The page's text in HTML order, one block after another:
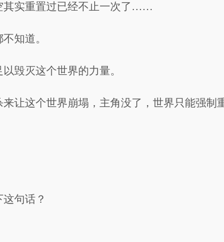
其实重置过已经不止一次了……
知道。
毁灭这个世界的力量。
来让这个世界崩塌，主角没了，世界只能强
句话？